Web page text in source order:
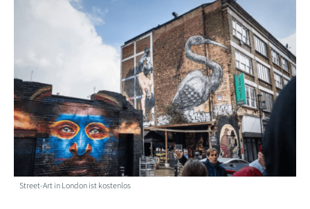
Street-Art in London ist kostenlos